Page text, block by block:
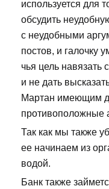
используется для
обсудить
с неудобными
постов, и галочку
чья цель навязать
и не дать
Мартан имеющим
противоположные
Так как мы также
ее начинаем из
водой.
Банк также